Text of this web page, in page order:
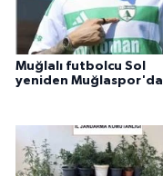
Muğlalı futbolcu Sol
yeniden Muğlaspor'da